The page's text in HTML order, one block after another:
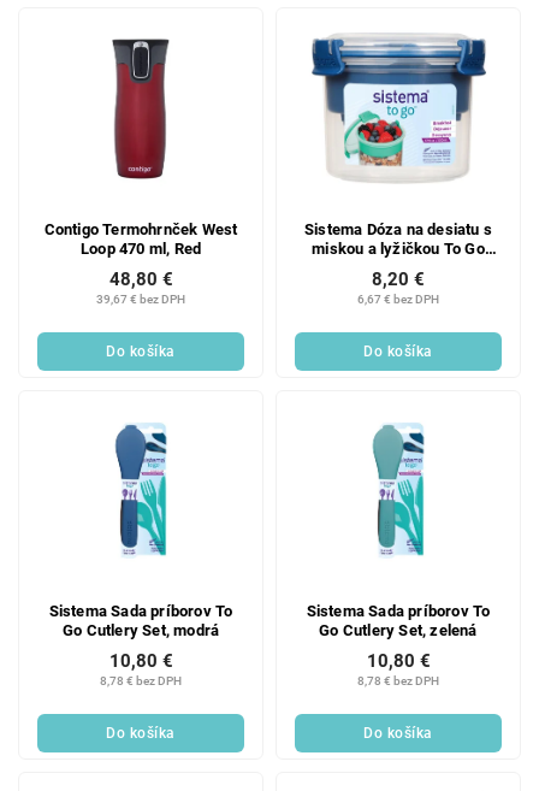
Contigo Termohrnček West
Loop 470 ml, Red
39,67 € bez DPH
48,80 €
Do košíka
Sistema Dóza na desiatu s
miskou a lyžičkou To Go
6,67 € bez DPH
8,20 €
Do košíka
Sistema Sada príborov To
Go Cutlery Set, modrá
8,78 € bez DPH
10,80 €
Do košíka
Sistema Sada príborov To
Go Cutlery Set, zelená
8,78 € bez DPH
10,80 €
Do košíka